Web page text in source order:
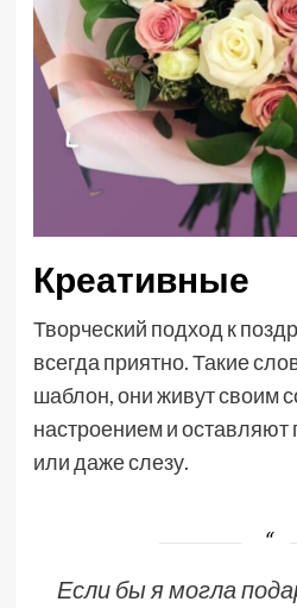
Креативные
Творческий подход к
всегда приятно. Такие
шаблон, они живут своим
настроением и оставляют
или даже слезу.
Если бы я могла